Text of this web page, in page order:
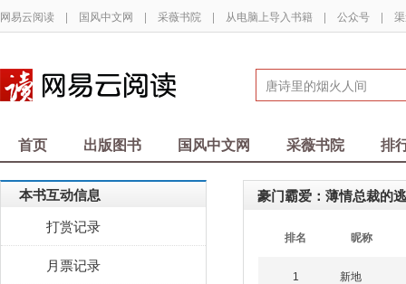
网易云阅读 | 国风中文网 | 采薇书院 | 从电脑上导入书籍 | 公众号 |
首页 出版图书 国风中文网 采薇书院 排
本书互动信息
打赏记录
月票记录
豪门霸爱：薄情总裁的
排名 昵称
1 新地